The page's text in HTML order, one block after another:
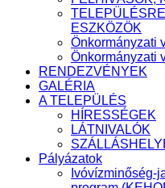
ESZKÖZÖK
Önkormányzati
Önkormányzati
RENDEZVÉNYEK
GALÉRIA
A TELEPÜLÉS
HÍRESSÉGEK
LÁTNIVALÓK
Pályázatok
Ivóvízminőség-